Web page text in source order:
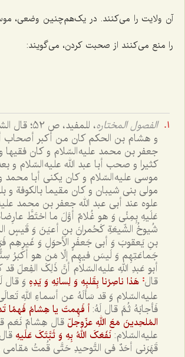
آن ولایت را می‌کنند. در یک‌هم‌چنین وضعی،
را منع می‌کنند از صحبت کردن، می‌گویند:
الفصول المختاره
، للمفید، ص
و هشام بن الحکم کان من أکبر أصحاب
جعفر بن محمد علیه السّلام و کان فقیها
کثیرا و صحب أبا عبد الله علیه السّلام و
موسی علیه السّلام و کان یکنی أبا محمد
مولی بنی شیبان و کان مقیما بالکوفة و
علوه عند أبی عبد الله جعفر بن محمد
عَلَیهِ بِمِنًی وَ هو غُلامٌ أوَّلَ ما اختَطَّ
شُیوخُ الشّیعَةِ کَحُمرانَ بنِ أعیَنَ وَ قَیسٍ
بنِ یَعقوبَ وَ أبی جَعفَرٍ الأحوَلِ وَ غَیرِهِم
جَماعَتِهِم وَ لَیسَ فیهِم إلّا مَن هو أکبَرُ
أبو عَبدِ اللهِ علیه السّلام أنَّ ذَلِکَ الفِعلَ
قال: هَذا ناصِرُنا بِقَلبِهِ وَ لِسانِهِ وَ یَدِهِ وَ قال
علیه السّلام وَ قد سَألَهُ عن أسماءِ اللهِ
فَأجابَهُ ثُمَّ قال لَهُ:أ فَهِمتَ یا هِشامُ فَهمًا
المُلحِدینَ مَعَ اللهِ عزّوجلّ قال هِشامٌ نَعَم
علیه السّلام:نَفَعَکَ اللهُ بِهِ وَ ثَبَّتَکَ عَلَیهِ
قَهَرَنی أحَدٌ فی التَّوحیدِ حَتَّی قُمتُ مَقامی